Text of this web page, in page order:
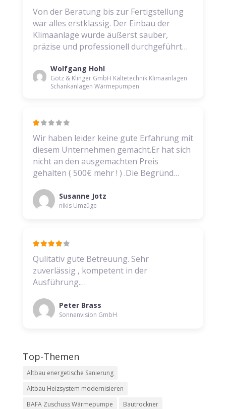
Von der Beratung bis zur Fertigstellung
war alles erstklassig. Der Einbau der
Klimaanlage wurde äußerst sauber,
präzise und professionell durchgeführt…
Wolfgang Hohl
Götz & Klinger GmbH Kältetechnik Klimaanlagen
Schankanlagen Wärmepumpen
Wir haben leider keine gute Erfahrung mit
diesem Unternehmen gemacht.Er hat sich
nicht an den ausgemachten Preis
gehalten ( 500€ mehr ! ) .Die Begründ…
Susanne Jotz
nikis Umzüge
Qulitativ gute Betreuung. Sehr
zuverlässig , kompetent in der
Ausführung.…
Peter Brass
Sonnenvision GmbH
Top-Themen
Altbau energetische Sanierung
Altbau Heizsystem modernisieren
BAFA Zuschuss Wärmepumpe
Bautrockner